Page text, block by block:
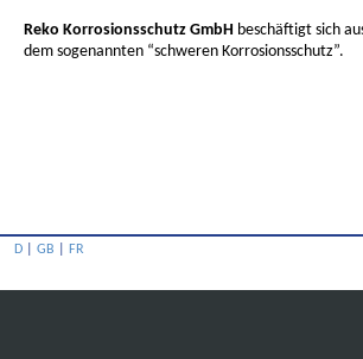
Reko Korrosionsschutz GmbH beschäftigt sich
dem sogenannten “schweren Korrosionsschutz”.
D GB FR